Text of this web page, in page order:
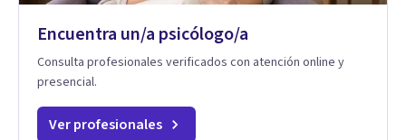
Encuentra un/a psicólogo/a
Consulta profesionales verificados con atención online y
presencial.
Ver profesionales